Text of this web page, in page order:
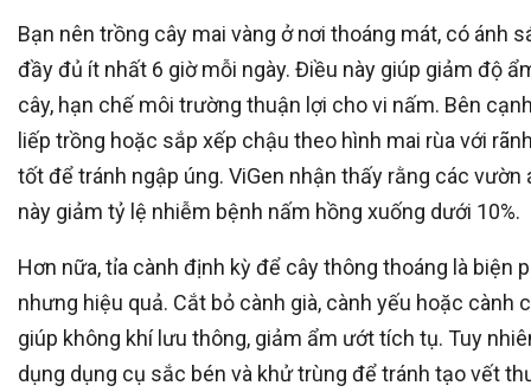
Bạn nên trồng cây mai vàng ở nơi thoáng mát, có ánh
đầy đủ ít nhất 6 giờ mỗi ngày. Điều này giúp giảm độ
cây, hạn chế môi trường thuận lợi cho vi nấm. Bên
liếp trồng hoặc sắp xếp chậu theo hình mai rùa với
tốt để tránh ngập úng. ViGen nhận thấy rằng các vườn
này giảm tỷ lệ nhiễm bệnh nấm hồng xuống dưới 10%.
Hơn nữa, tỉa cành định kỳ để cây thông thoáng là biện
nhưng hiệu quả. Cắt bỏ cành già, cành yếu hoặc cành
giúp không khí lưu thông, giảm ẩm ướt tích tụ. Tuy
dụng dụng cụ sắc bén và khử trùng để tránh tạo vết